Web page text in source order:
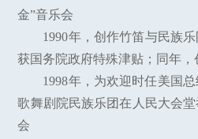
金”音乐会
1990年，创作竹笛与民族
获国务院政府特殊津贴；同年，
1998年，为欢迎时任美国
歌舞剧院民族乐团在人民大会
会